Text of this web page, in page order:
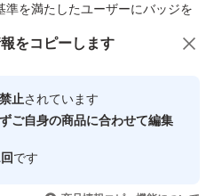
人、写楽、No6、鳳凰美田、
大吟醸、純米大吟醸、日本
慢
花陽浴、勝駒、九平次、久保
を満たしたユーザーにバッジを
心・安全なユーザーです
引を完了させた実績があります
をコピーします
止されています
ご自身の商品に合わせて編集
です
スメ